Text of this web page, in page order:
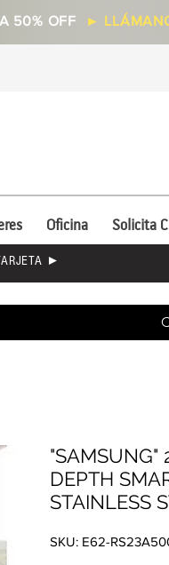
50% OFF ►
Oficina Solicita
►
"SAMSUNG"
DEPTH
STAINLESS
SKU: E62-